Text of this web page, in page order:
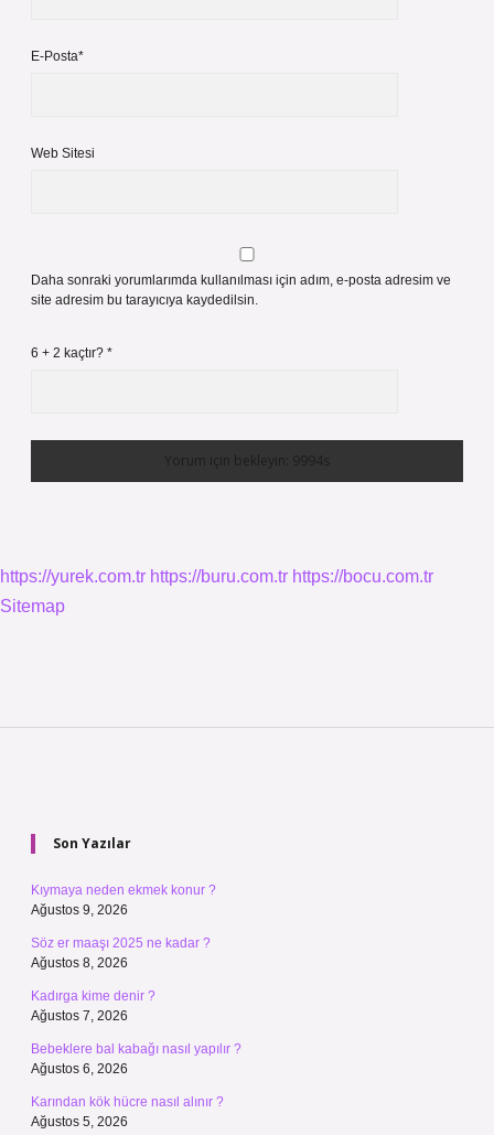
E-Posta*
Web Sitesi
Daha sonraki yorumlarımda kullanılması için adım, e-posta adresim ve
site adresim bu tarayıcıya kaydedilsin.
6 + 2 kaçtır? *
https://yurek.com.tr https://buru.com.tr https://bocu.com.tr
Sitemap
Son Yazılar
Kıymaya neden ekmek konur ?
Ağustos 9, 2026
Söz er maaşı 2025 ne kadar ?
Ağustos 8, 2026
Kadırga kime denir ?
Ağustos 7, 2026
Bebeklere bal kabağı nasıl yapılır ?
Ağustos 6, 2026
Karından kök hücre nasıl alınır ?
Ağustos 5, 2026